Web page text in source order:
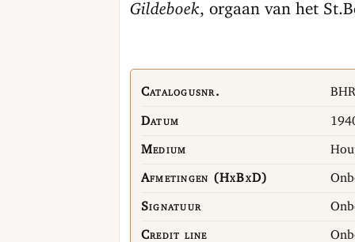
Gildeboek, orgaan van het
Catalogusnr.
Datum
Medium
Afmetingen (HxBxD)
Signatuur
Credit line